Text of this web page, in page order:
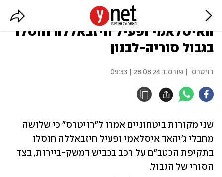
דיווח: 3 מחבלים מהג'יהאד
האיסלאמי ופעיל חיזבאללה חוסלו
בגבול סוריה-לבנון
רויטרס | פורסם: 28.08.24 | 09:33
הסורי של הגבול.